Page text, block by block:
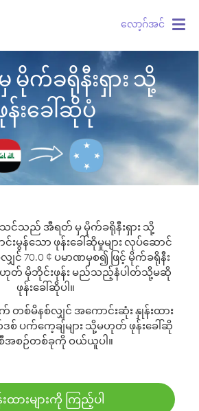
လော့ဂ်အင်
က်ခရိုနီးရှား သို့
န်းခေါ်ဆိုပုံ
င့် သင်သည် အီရတ် မှ မိုက်ခရိုနီးရှား သို့
မွန်သော ဖုန်းခေါ်ဆိုမှုများ လုပ်ဆောင်
င် 70.0 ¢ ပမာဏမှစ၍ ဖြင့် မိုက်ခရိုနီး
မဟုတ် မိုဘိုင်းဖုန်း မည်သည့်နံပါတ်သို့မဆို
ဖုန်းခေါ်ဆိုပါ။
တစ်မိနစ်လျှင် အကောင်းဆုံး နှုန်းထား
ဒစ် ပက်ကေ့ချ်များ သို့မဟုတ် ဖုန်းခေါ်ဆို
အစဉ်တစ်ခုကို ဝယ်ယူပါ။
ထားများကို ကြည့်ပါ